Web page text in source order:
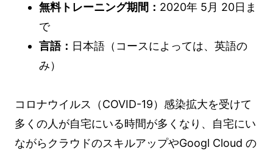
無料トレーニング期間： 2020年 5月 20日ま
で
言語： 日本語（コースによっては、英語の
み）
コロナウイルス（COVID-19）感染拡大を受けて
多くの人が自宅にいる時間が多くなり、自宅にい
ながらクラウドのスキルアップやGoogl Cloud の